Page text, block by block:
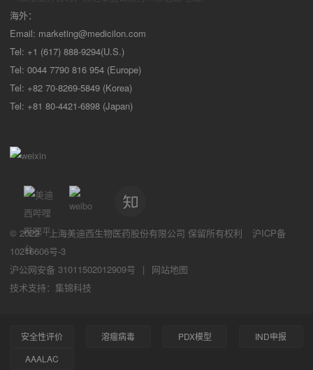
海外：
Email: marketing@medicilon.com
Tel: +1 (617) 888-9294(U.S.)
Tel: 0044 7790 816 954 (Europe)
Tel: +82 70-8269-5849 (Korea)
Tel: +81 80-4421-6898 (Japan)
© 2022 上海美迪西生物医药股份有限公司 保留所有权利
沪ICP备
10216606号-3
沪公网安备 31011502012909号
|
网站地图
技术支持：集锦科技
安全性评价 溶瘤病毒 PDX模型
IND申报
AAALAC